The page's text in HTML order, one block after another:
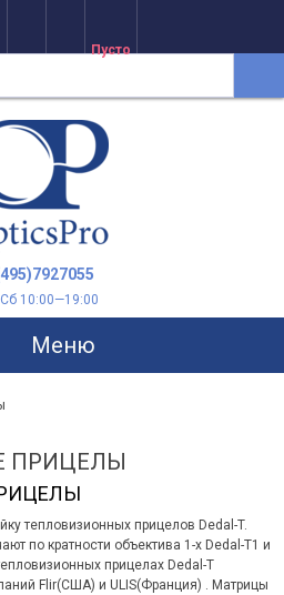
Пусто
10:00—19:00
Меню
ПРИЦЕЛЫ
тепловизионных прицелов Dedal-T.
по кратности объектива 1-х Dedal-T1 и
прицелах Dedal-T
Flir(США) и ULIS(Франция) . Матрицы